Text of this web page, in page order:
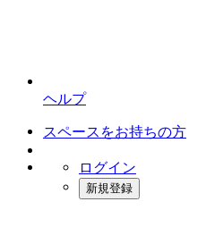
ヘルプ
スペースをお持ちの方
ログイン
新規登録